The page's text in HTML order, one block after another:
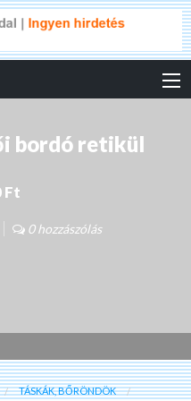
bordó retikül
Ft
0 hozzászólás
TÁSKÁK, BŐRÖNDÖK